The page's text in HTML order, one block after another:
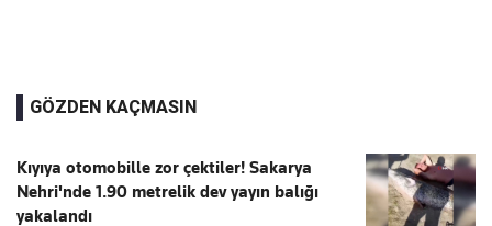
GÖZDEN KAÇMASIN
Kıyıya otomobille zor çektiler! Sakarya
Nehri'nde 1.90 metrelik dev yayın balığı
yakalandı